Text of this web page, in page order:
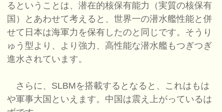
るということは、潜在的核保有能力（実質の核保有
国）とあわせて考えると、世界一の潜水艦性能と併
せて日本は海軍力を保有したのと同じです。そうり
ゅう型より、より強力、高性能な潜水艦もつぎつぎ
進水されています。
さらに、SLBMを搭載するとなると、これはもは
や軍事大国といえます。中国は震え上がっているは